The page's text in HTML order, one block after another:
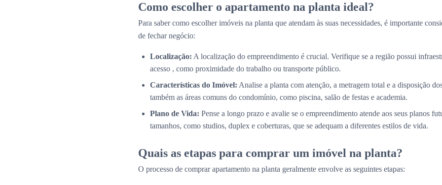
Como escolher o apartamento na planta ideal?
Para saber como escolher imóveis na planta que atendam às suas necessidades, é importante
de fechar negócio:
Localização: A localização do empreendimento é crucial. Verifique se a região possui
acesso , como proximidade do trabalho ou transporte público.
Características do Imóvel: Analise a planta com atenção, a metragem total e a disposição
também as áreas comuns do condomínio, como piscina, salão de festas e academia.
Plano de Vida: Pense a longo prazo e avalie se o empreendimento atende aos seus planos
tamanhos, como studios, duplex e coberturas, que se adequam a diferentes estilos de vida.
Quais as etapas para comprar um imóvel na planta?
O processo de comprar apartamento na planta geralmente envolve as seguintes etapas: